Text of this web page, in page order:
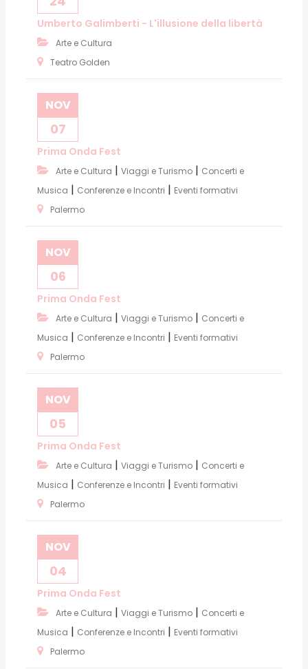
Umberto Galimberti - L'illusione della libertà
Arte e Cultura
Teatro Golden
NOV
07
Prima Onda Fest
Arte e Cultura | Viaggi e Turismo | Concerti e
Musica | Conferenze e Incontri | Eventi formativi
Palermo
NOV
06
Prima Onda Fest
Arte e Cultura | Viaggi e Turismo | Concerti e
Musica | Conferenze e Incontri | Eventi formativi
Palermo
NOV
05
Prima Onda Fest
Arte e Cultura | Viaggi e Turismo | Concerti e
Musica | Conferenze e Incontri | Eventi formativi
Palermo
NOV
04
Prima Onda Fest
Arte e Cultura | Viaggi e Turismo | Concerti e
Musica | Conferenze e Incontri | Eventi formativi
Palermo